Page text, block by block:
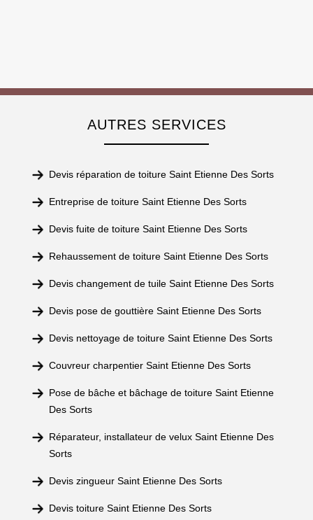
AUTRES SERVICES
Devis réparation de toiture Saint Etienne Des Sorts
Entreprise de toiture Saint Etienne Des Sorts
Devis fuite de toiture Saint Etienne Des Sorts
Rehaussement de toiture Saint Etienne Des Sorts
Devis changement de tuile Saint Etienne Des Sorts
Devis pose de gouttière Saint Etienne Des Sorts
Devis nettoyage de toiture Saint Etienne Des Sorts
Couvreur charpentier Saint Etienne Des Sorts
Pose de bâche et bâchage de toiture Saint Etienne
Des Sorts
Réparateur, installateur de velux Saint Etienne Des
Sorts
Devis zingueur Saint Etienne Des Sorts
Devis toiture Saint Etienne Des Sorts